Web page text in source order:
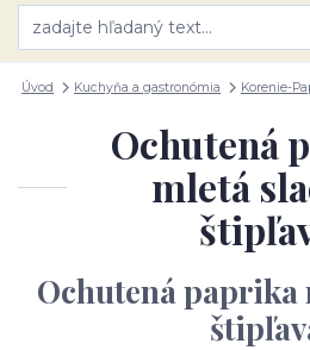
Úvod Kuchyňa a gastronómia Korenie-
Ochutená
mletá
Ochutená paprika